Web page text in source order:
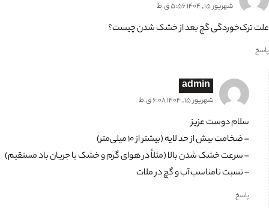
شهریور 15, 1404 5:56 ق.ظ
علت ترک‌خوردگی گچ بعد از خشک شدن چیست؟
پاسخ
admin
شهریور 15, 1404 6:08 ق.ظ
سلام دوست عزیز
– ضخامت بیش از حد لایه (بیشتر از ۱۰ میلی‌متر)
– سرعت خشک شدن بالا (مثلاً در هوای گرم و خشک یا جریان باد مستقیم)
– نسبت نامناسب آب و گچ در ملات
پاسخ